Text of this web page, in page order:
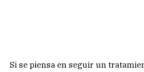
Si se piensa en seguir un